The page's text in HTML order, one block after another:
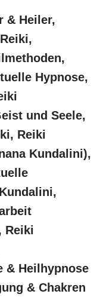
& Heiler,
Hypnose,
und Seele,
Reiki
Kundalini),
Reiki
& Heilhypnose
& Chakren